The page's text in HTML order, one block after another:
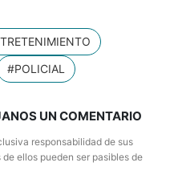
#POLICIAL
UN COMENTARIO
responsabilidad de sus
ellos pueden ser pasibles de